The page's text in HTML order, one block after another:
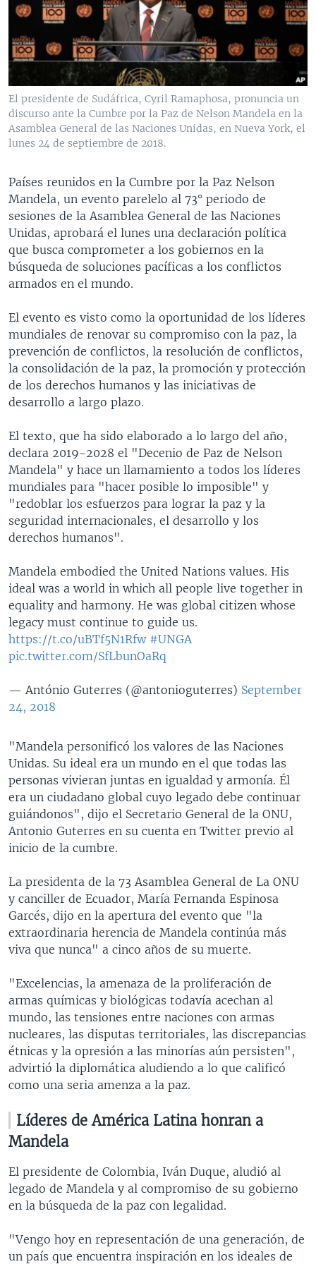
VENEZUELA
BRASIL
NICARAGUA
ECONOMÍA
ENTRETENIMIENTO Y CULTURA
TECNOLOGÍA
DEPORTES
CIENCIA Y SALUD
MULTIMEDIA
VIDEOS
FOTOGRAFÍA
AUDIOS
PROGRAMAS TV
EL MUNDO AL DÍA
FORO INTERAMERICANO
VISIÓN 360
LAS CLAVES
RADIO
AVANCE INFORMATIVO
AUDIONOTICIAS
BUENOS DÍAS AMÉRICA
EL MUNDO AL DÍA [RADIO]
FORO [RADIO]
DEPORTIVO INTERNACIONAL
NOTA ECONÓMICA
ENTRETENIMIENTO
DIRECT
DOCUMENTALES DE LA VOA
Learning English
SÍGANOS
Idiomas
El presidente de Sudáfrica, Cyril Ramaphosa, pronuncia un
discurso ante la Cumbre por la Paz de Nelson Mandela en la
Asamblea General de las Naciones Unidas, en Nueva York, el
lunes 24 de septiembre de 2018.
Países reunidos en la Cumbre por la Paz Nelson
Mandela, un evento parelelo al 73° periodo de
sesiones de la Asamblea General de las Naciones
Unidas, aprobará el lunes una declaración política
que busca comprometer a los gobiernos en la
búsqueda de soluciones pacíficas a los conflictos
armados en el mundo.
El evento es visto como la oportunidad de los líderes
mundiales de renovar su compromiso con la paz, la
prevención de conflictos, la resolución de conflictos,
la consolidación de la paz, la promoción y protección
de los derechos humanos y las iniciativas de
desarrollo a largo plazo.
El texto, que ha sido elaborado a lo largo del año,
declara 2019-2028 el "Decenio de Paz de Nelson
Mandela" y hace un llamamiento a todos los líderes
mundiales para "hacer posible lo imposible" y
"redoblar los esfuerzos para lograr la paz y la
seguridad internacionales, el desarrollo y los
derechos humanos".
Mandela embodied the United Nations values. His
ideal was a world in which all people live together in
equality and harmony. He was global citizen whose
legacy must continue to guide us.
https://t.co/uBTf5N1Rfw #UNGA
pic.twitter.com/SfLbunOaRq
— António Guterres (@antonioguterres) September
24, 2018
"Mandela personificó los valores de las Naciones
Unidas. Su ideal era un mundo en el que todas las
personas vivieran juntas en igualdad y armonía. Él
era un ciudadano global cuyo legado debe continuar
guiándonos", dijo el Secretario General de la ONU,
Antonio Guterres en su cuenta en Twitter previo al
inicio de la cumbre.
La presidenta de la 73 Asamblea General de La ONU
y canciller de Ecuador, María Fernanda Espinosa
Garcés, dijo en la apertura del evento que "la
extraordinaria herencia de Mandela continúa más
viva que nunca" a cinco años de su muerte.
"Excelencias, la amenaza de la proliferación de
armas químicas y biológicas todavía acechan al
mundo, las tensiones entre naciones con armas
nucleares, las disputas territoriales, las discrepancias
étnicas y la opresión a las minorías aún persisten",
advirtió la diplomática aludiendo a lo que calificó
como una seria amenza a la paz.
Líderes de América Latina honran a
Mandela
El presidente de Colombia, Iván Duque, aludió al
legado de Mandela y al compromiso de su gobierno
en la búsqueda de la paz con legalidad.
"Vengo hoy en representación de una generación, de
un país que encuentra inspiración en los ideales de